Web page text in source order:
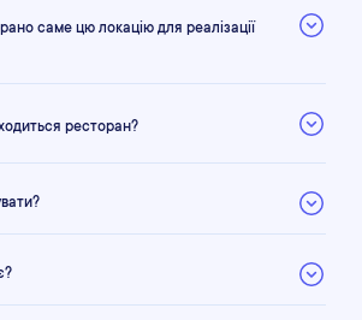
саме цю локацію для реалізації
ресторан?